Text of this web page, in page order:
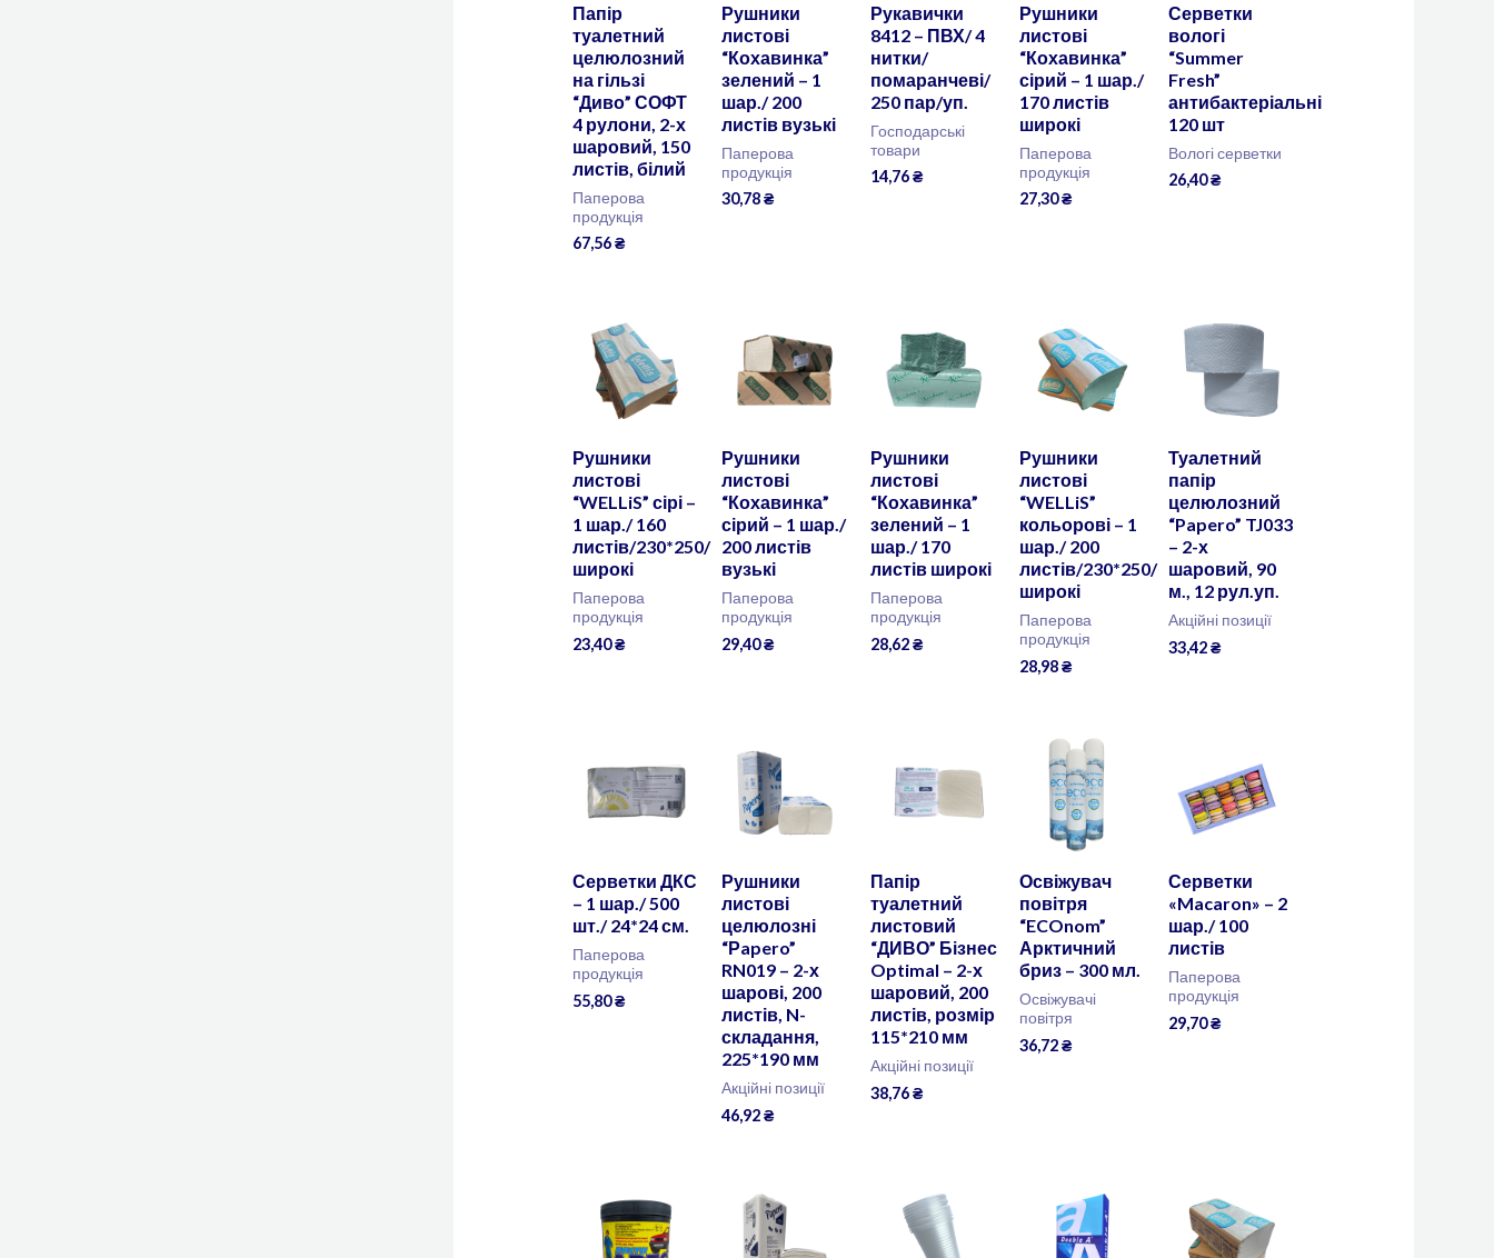
Папір
туалетний
целюлозний
на гільзі
“Диво” СОФТ
4 рулони, 2-х
шаровий, 150
листів, білий
Паперова
продукція
67,56₴
Рушники
листові
“Кохавинка”
зелений – 1
шар./ 200
листів вузькі
Паперова
продукція
30,78₴
Рукавички
8412 – ПВХ/ 4
нитки/
помаранчеві/
250 пар/уп.
Господарські
товари
14,76₴
Рушники
листові
“Кохавинка”
сірий – 1 шар./
170 листів
широкі
Паперова
продукція
27,30₴
Серветки
вологі
“Summer
Fresh”
антибактеріальні
120 шт
Вологі серветки
26,40₴
Рушники
листові
“WELLiS” сірі –
1 шар./ 160
листів/230*250/
широкі
Паперова
продукція
23,40₴
Рушники
листові
“Кохавинка”
сірий – 1 шар./
200 листів
вузькі
Паперова
продукція
29,40₴
Рушники
листові
“Кохавинка”
зелений – 1
шар./ 170
листів широкі
Паперова
продукція
28,62₴
Рушники
листові
“WELLiS”
кольорові – 1
шар./ 200
листів/230*250/
широкі
Паперова
продукція
28,98₴
Туалетний
папір
целюлозний
“Papero” TJ033
– 2-х
шаровий, 90
м., 12 рул.уп.
Акційні позиції
33,42₴
Серветки ДКС
– 1 шар./ 500
шт./ 24*24 см.
Паперова
продукція
55,80₴
Рушники
листові
целюлозні
“Рapero”
RN019 – 2-х
шарові, 200
листів, N-
складання,
225*190 мм
Акційні позиції
46,92₴
Папір
туалетний
листовий
“ДИВО” Бізнес
Optimal – 2-х
шаровий, 200
листів, розмір
115*210 мм
Акційні позиції
38,76₴
Освіжувач
повітря
“ECOnom”
Арктичний
бриз – 300 мл.
Освіжувачі
повітря
36,72₴
Серветки
«Macaron» – 2
шар./ 100
листів
Паперова
продукція
29,70₴